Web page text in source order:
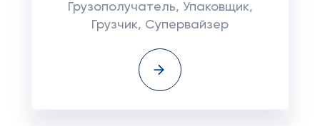
Грузополучатель, Упаковщик,
Грузчик, Супервайзер